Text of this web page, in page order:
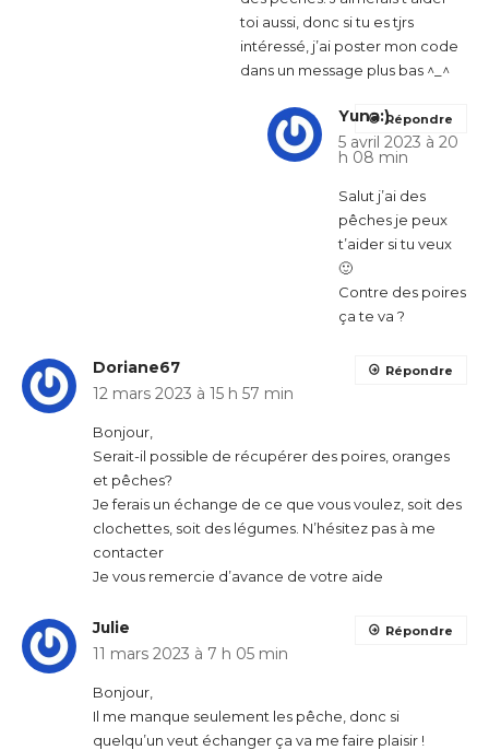
toi aussi, donc si tu es tjrs
intéressé, j’ai poster mon code
dans un message plus bas ^_^
Yuna:)
5 avril 2023 à 20
h 08 min
Salut j’ai des
pêches je peux
t’aider si tu veux
🙂
Contre des poires
ça te va ?
Répondre
Doriane67
12 mars 2023 à 15 h 57 min
Bonjour,
Serait-il possible de récupérer des poires, oranges
et pêches?
Je ferais un échange de ce que vous voulez, soit des
clochettes, soit des légumes. N’hésitez pas à me
contacter
Je vous remercie d’avance de votre aide
Répondre
Julie
11 mars 2023 à 7 h 05 min
Bonjour,
Il me manque seulement les pêche, donc si
quelqu’un veut échanger ça va me faire plaisir !
Répondre